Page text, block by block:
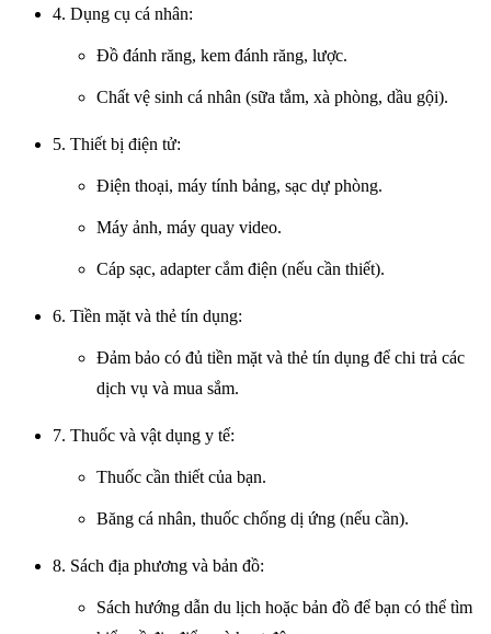
4. Dụng cụ cá nhân:
Đồ đánh răng, kem đánh răng, lược.
Chất vệ sinh cá nhân (sữa tắm, xà phòng, dầu gội).
5. Thiết bị điện tử:
Điện thoại, máy tính bảng, sạc dự phòng.
Máy ảnh, máy quay video.
Cáp sạc, adapter cắm điện (nếu cần thiết).
6. Tiền mặt và thẻ tín dụng:
Đảm bảo có đủ tiền mặt và thẻ tín dụng để chi trả các
dịch vụ và mua sắm.
7. Thuốc và vật dụng y tế:
Thuốc cần thiết của bạn.
Băng cá nhân, thuốc chống dị ứng (nếu cần).
8. Sách địa phương và bản đồ:
Sách hướng dẫn du lịch hoặc bản đồ để bạn có thể tìm